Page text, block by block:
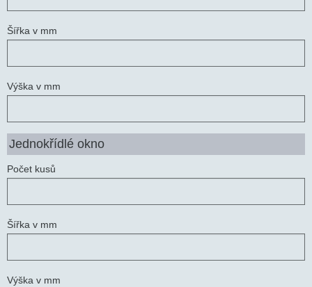
Šířka v mm
Výška v mm
Jednokřídlé okno
Počet kusů
Šířka v mm
Výška v mm